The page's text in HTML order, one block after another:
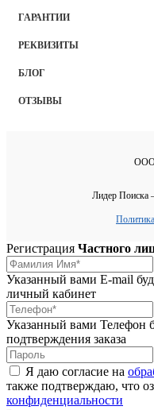
ГАРАНТИИ
РЕКВИЗИТЫ
БЛОГ
ОТЗЫВЫ
ООО
Лидер
Регистрация Частного
Указанный вами E-mail
личный кабинет
Указанный вами Телефон
подтверждения заказа
Я даю согласие на
также подтверждаю, что
конфиденциальности